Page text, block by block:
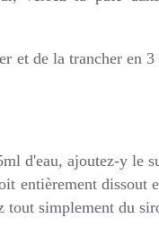
et de la trancher en 3
d'eau, ajoutez-y le
entièrement dissout
tout simplement du